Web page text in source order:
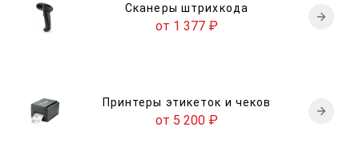
Сканеры штрихкода
от 1 377 ₽
Принтеры этикеток и чеков
от 5 200 ₽